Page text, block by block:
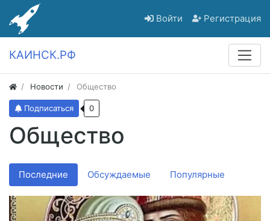
Войти Регистрация
КАИНСК.РФ
Новости Общество
Общество
Подписаться 0
Последние Обсуждаемые Популярные